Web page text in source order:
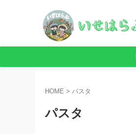
HOME > パスタ
パスタ